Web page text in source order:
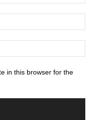
in this browser for the